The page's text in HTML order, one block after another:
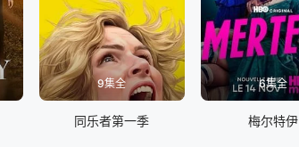
9集全
同乐者第一季
6集全
梅尔特伊